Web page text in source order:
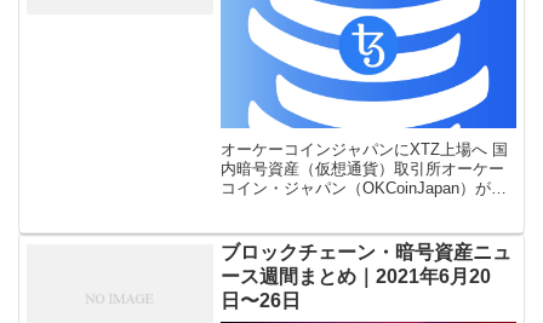
オーケーコインジャパンにXTZ上場へ 国
内暗号資産（仮想通貨）取引所オーケー
コイン・ジャパン（OKCoinJapan）が、
い開始する予 […]
ブロックチェーン・暗号資産ニュ
ース週間まとめ｜2021年6月20
日〜26日